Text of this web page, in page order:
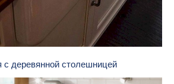
с деревянной столешницей